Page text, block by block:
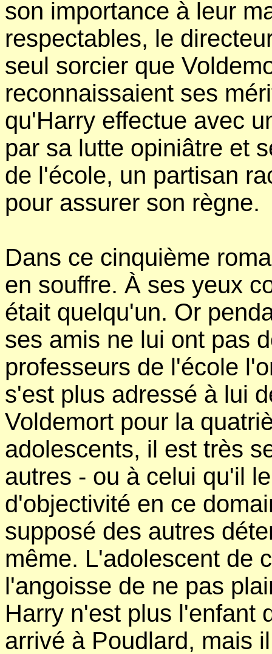
son importance à leur
respectables, le
seul sorcier que
reconnaissaient ses
qu'Harry effectue avec
par sa lutte opiniâtre et
de l'école, un partisan
pour assurer son règne.
Dans ce cinquième
en souffre. À ses yeux
était quelqu'un. Or
ses amis ne lui ont pas
professeurs de l'école
s'est plus adressé à lui
Voldemort pour la
adolescents, il est très
autres - ou à celui qu'il
d'objectivité en ce
supposé des autres
même. L'adolescent de
l'angoisse de ne pas
Harry n'est plus l'enfant
arrivé à Poudlard, mais